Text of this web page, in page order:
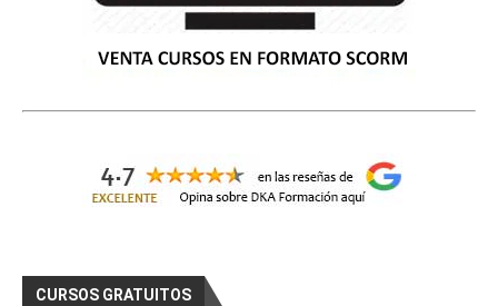
CURSOS GRATUITOS